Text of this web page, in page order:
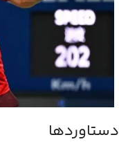
دستاوردها